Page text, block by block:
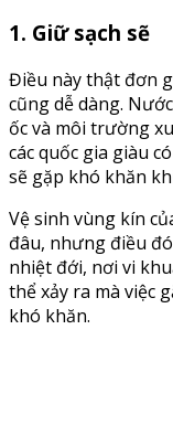
1. Giữ sạch sẽ
Điều này thật đơn
cũng dễ dàng.
ốc và môi trường
các quốc gia giàu
sẽ gặp khó khăn
Vệ sinh vùng kín
đâu, nhưng điều
nhiệt đới, nơi vi
thể xảy ra mà việc
khó khăn.